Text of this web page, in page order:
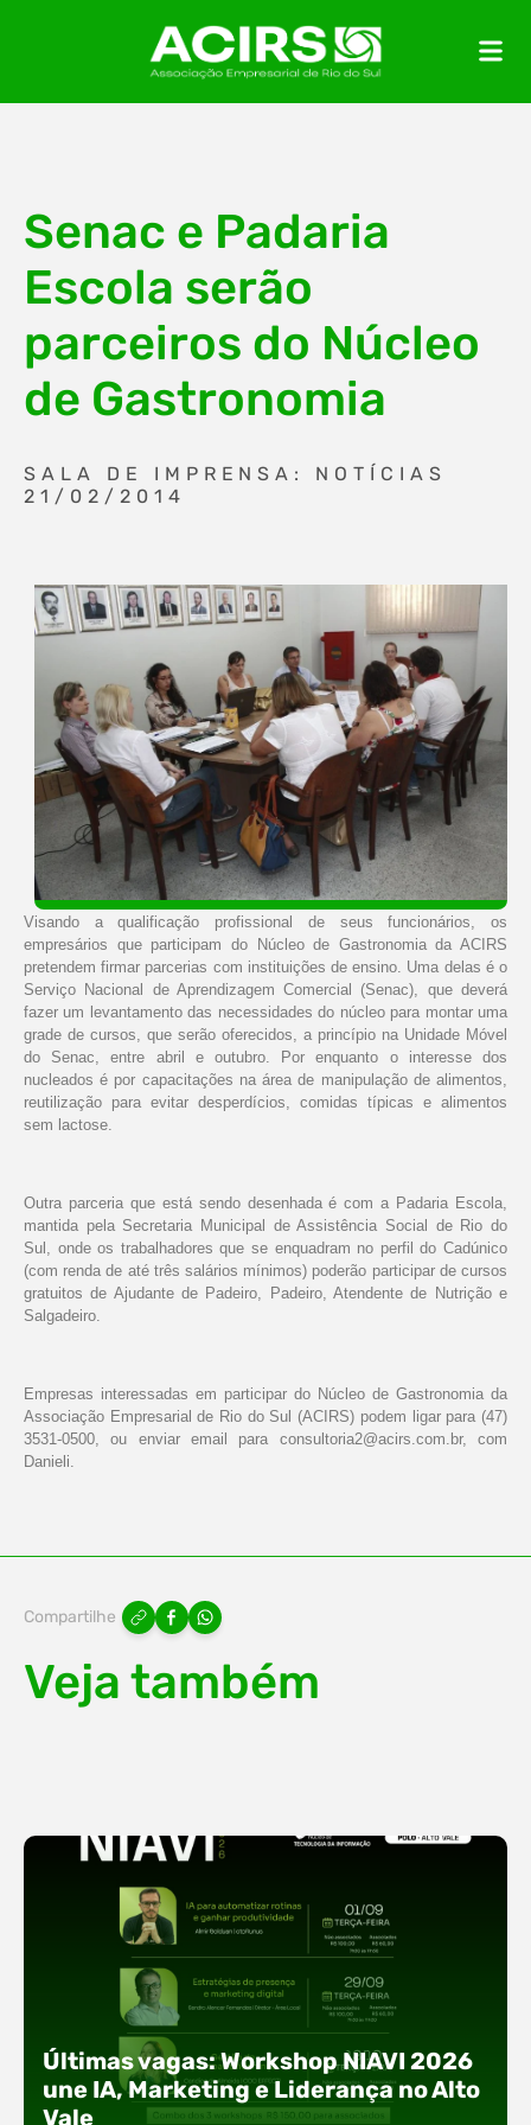
Senac e Padaria
Escola serão
parceiros do Núcleo
de Gastronomia
SALA DE IMPRENSA: NOTÍCIAS
21/02/2014
Visando a qualificação profissional de seus funcionários, os
empresários que participam do Núcleo de Gastronomia da ACIRS
pretendem firmar parcerias com instituições de ensino. Uma delas é o
Serviço Nacional de Aprendizagem Comercial (Senac), que deverá
fazer um levantamento das necessidades do núcleo para montar uma
grade de cursos, que serão oferecidos, a princípio na Unidade Móvel
do Senac, entre abril e outubro. Por enquanto o interesse dos
nucleados é por capacitações na área de manipulação de alimentos,
reutilização para evitar desperdícios, comidas típicas e alimentos
sem lactose.
Outra parceria que está sendo desenhada é com a Padaria Escola,
mantida pela Secretaria Municipal de Assistência Social de Rio do
Sul, onde os trabalhadores que se enquadram no perfil do Cadúnico
(com renda de até três salários mínimos) poderão participar de cursos
gratuitos de Ajudante de Padeiro, Padeiro, Atendente de Nutrição e
Salgadeiro.
Empresas interessadas em participar do Núcleo de Gastronomia da
Associação Empresarial de Rio do Sul (ACIRS) podem ligar para (47)
3531-0500, ou enviar email para consultoria2@acirs.com.br, com
Danieli.
Compartilhe
Veja também
Últimas vagas: Workshop NIAVI 2026
une IA, Marketing e Liderança no Alto
Vale